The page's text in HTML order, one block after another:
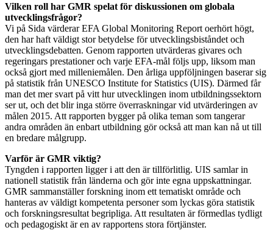
Vilken roll har GMR spelat för diskussionen om globala
utvecklingsfrågor?
Vi på Sida värderar EFA Global Monitoring Report oerhört högt,
den har haft väldigt stor betydelse för utvecklingsbiståndet och
utvecklingsdebatten. Genom rapporten utvärderas givares och
regeringars prestationer och varje EFA-mål följs upp, liksom man
också gjort med milleniemålen. Den årliga uppföljningen baserar sig
på statistik från UNESCO Institute for Statistics (UIS). Därmed får
man det mer svart på vitt hur utvecklingen inom utbildningssektorn
ser ut, och det blir inga större överraskningar vid utvärderingen av
målen 2015. Att rapporten bygger på olika teman som tangerar
andra områden än enbart utbildning gör också att man kan nå ut till
en bredare målgrupp.
Varför är GMR viktig?
Tyngden i rapporten ligger i att den är tillförlitlig. UIS samlar in
nationell statistik från länderna och gör inte egna uppskattningar.
GMR sammanställer forskning inom ett tematiskt område och
hanteras av väldigt kompetenta personer som lyckas göra statistik
och forskningsresultat begripliga. Att resultaten är förmedlas tydligt
och pedagogiskt är en av rapportens stora förtjänster.